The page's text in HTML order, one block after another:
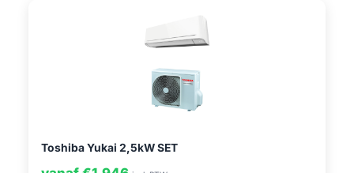
Toshiba Yukai 2,5kW SET